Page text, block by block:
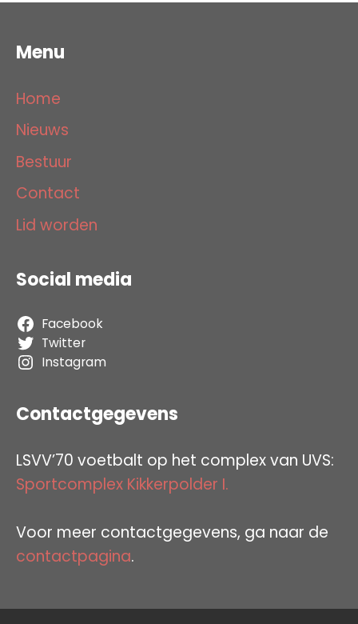
Menu
Home
Nieuws
Bestuur
Contact
Lid worden
Social media
Facebook
Twitter
Instagram
Contactgegevens
LSVV’70 voetbalt op het complex van UVS:
Sportcomplex Kikkerpolder I.
Voor meer contactgegevens, ga naar de
contactpagina.